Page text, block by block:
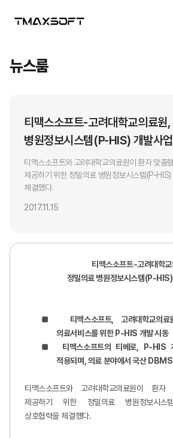
뉴스룸
뉴스룸
티맥스소프트-고려대학교의료원
병원정보시스템(P-HIS) 개발사
티맥스소프트와 고려대학교의료원이 환자 맞춤
제공하기 위한 정밀의료 병원정보시스템(P-
체결했다.
2017.11.15
티맥스소프트-고려대학
정밀의료 병원정보시스템(P-
■
티맥스소프트, 고려대학교의
의료서비스를 위한 P-HIS 개발 시동
■
티맥스소프트의 티베로, P-HIS
적용되며, 의료 분야에서 국산 DBMS
티맥스소프트와 고려대학교의료원이 환자
제공하기 위한 정밀의료 병원정보시스
상호협력을 체결했다.